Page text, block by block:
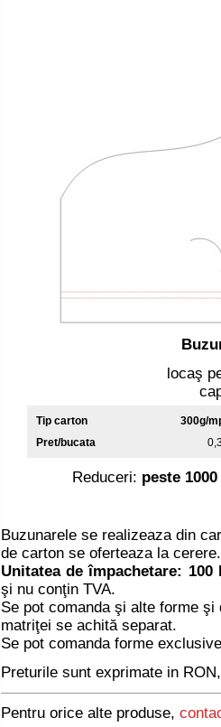
locaş
Tip carton
300g/
Pret/bucata
Reduceri: peste
Buzunarele se realizeaza din
de carton se oferteaza la cerere.
Unitatea de împachetare: 100
şi nu conţin TVA.
Se pot comanda şi alte forme
matriţei se achită separat.
Se pot comanda forme
Preturile sunt exprimate in
Pentru orice alte produse,